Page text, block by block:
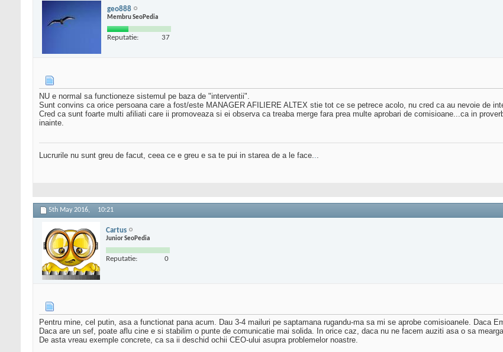
geo888
Membru SeoPedia
Reputatie: 37
NU e normal sa functioneze sistemul pe baza de "interventii".
Sunt convins ca orice persoana care a fost/este MANAGER AFILIERE ALTEX stie tot ce se petrece acolo, nu cred ca au nevoie de
Cred ca sunt foarte multi afiliati care ii promoveaza si ei observa ca treaba merge fara prea multe aprobari de comisioane...ca in
inainte.
Lucrurile nu sunt greu de facut, ceea ce e greu e sa te pui in starea de a le face...
5th May 2016, 10:21
Cartus
Junior SeoPedia
Reputatie: 0
Pentru mine, cel putin, asa a functionat pana acum. Dau 3-4 mailuri pe saptamana rugandu-ma sa mi se aprobe comisioanele. Daca
Daca are un sef, poate aflu cine e si stabilim o punte de comunicatie mai solida. In orice caz, daca nu ne facem auziti asa o sa
De asta vreau exemple concrete, ca sa ii deschid ochii CEO-ului asupra problemelor noastre.